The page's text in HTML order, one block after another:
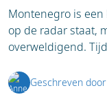
Montenegro is
op de radar staat,
overweldigend.
Geschreven